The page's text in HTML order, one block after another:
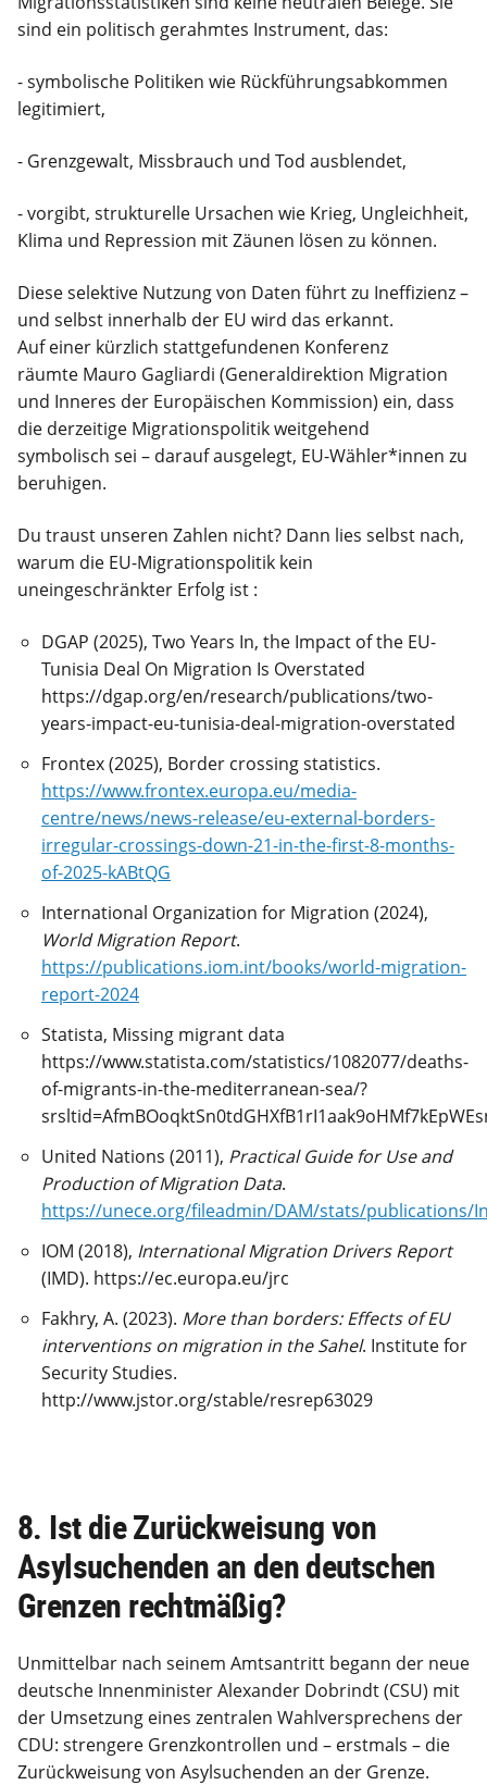
sind ein politisch gerahmtes Instrument, das:
- symbolische Politiken wie Rückführungsabkommen
legitimiert,
- Grenzgewalt, Missbrauch und Tod ausblendet,
- vorgibt, strukturelle Ursachen wie Krieg, Ungleichheit,
Klima und Repression mit Zäunen lösen zu können.
Diese selektive Nutzung von Daten führt zu Ineffizienz –
und selbst innerhalb der EU wird das erkannt.
Auf einer kürzlich stattgefundenen Konferenz
räumte Mauro Gagliardi (Generaldirektion Migration
und Inneres der Europäischen Kommission) ein, dass
die derzeitige Migrationspolitik weitgehend
symbolisch sei – darauf ausgelegt, EU-Wähler*innen zu
beruhigen.
Du traust unseren Zahlen nicht? Dann lies selbst nach,
warum die EU-Migrationspolitik kein
uneingeschränkter Erfolg ist :
DGAP (2025), Two Years In, the Impact of the EU-
Tunisia Deal On Migration Is Overstated
https://dgap.org/en/research/publications/two-
years-impact-eu-tunisia-deal-migration-overstated
Frontex (2025), Border crossing statistics.
https://www.frontex.europa.eu/media-
centre/news/news-release/eu-external-borders-
irregular-crossings-down-21-in-the-first-8-months-
of-2025-kABtQG
International Organization for Migration (2024),
World Migration Report.
https://publications.iom.int/books/world-migration-
report-2024
Statista, Missing migrant data
https://www.statista.com/statistics/1082077/deaths-
of-migrants-in-the-mediterranean-sea/?
United Nations (2011), Practical Guide for Use and
Production of Migration Data.
https://unece.org/fileadmin/DAM/stats/publications/
IOM (2018), International Migration Drivers Report
(IMD). https://ec.europa.eu/jrc
Fakhry, A. (2023). More than borders: Effects of EU
interventions on migration in the Sahel. Institute for
Security Studies.
http://www.jstor.org/stable/resrep63029
8. Ist die Zurückweisung von
Asylsuchenden an den deutschen
Grenzen rechtmäßig?
Unmittelbar nach seinem Amtsantritt begann der neue
deutsche Innenminister Alexander Dobrindt (CSU) mit
der Umsetzung eines zentralen Wahlversprechens der
CDU: strengere Grenzkontrollen und – erstmals – die
Zurückweisung von Asylsuchenden an der Grenze.